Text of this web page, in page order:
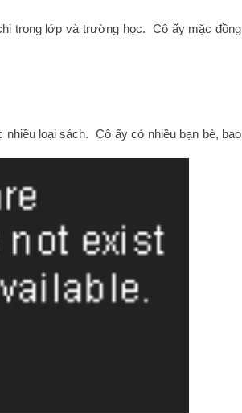
trong lớp và trường học.  Cô ấy mặc đồng
loại sách.  Cô ấy có nhiều bạn bè, bao